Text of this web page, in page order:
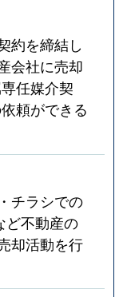
約を締結し
会社に売却
任媒介契
頼ができる
チラシでの
ど不動産の
却活動を行